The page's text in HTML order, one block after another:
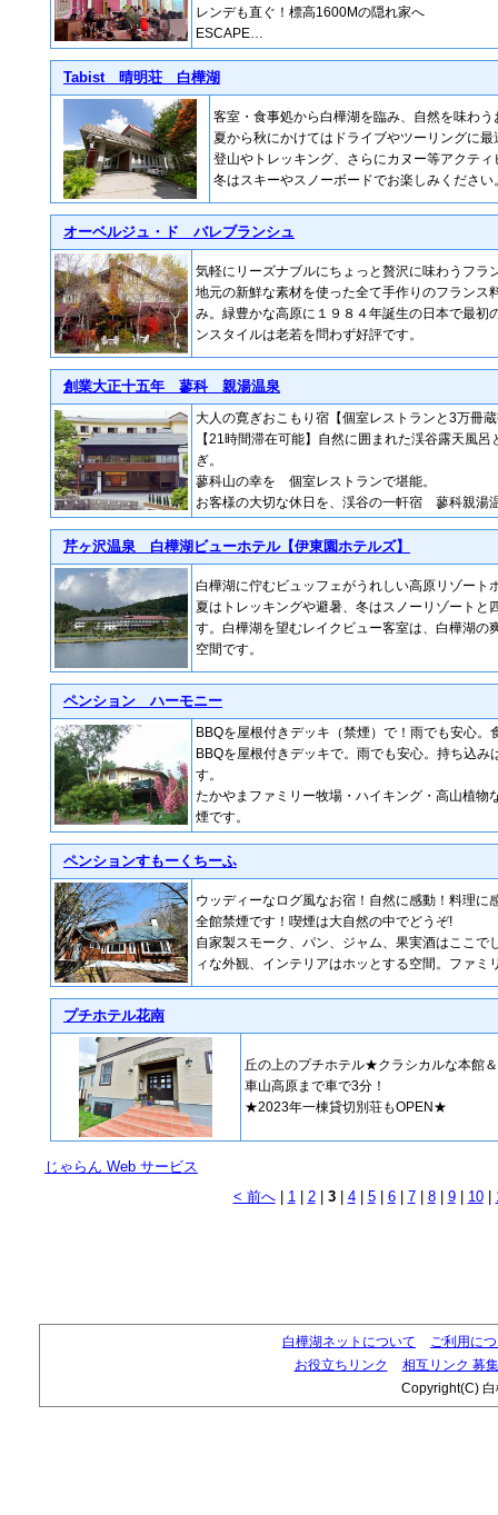
レンデも直ぐ！標高1600Mの隠れ家へ
ESCAPE…
Tabist 晴明荘 白樺湖
客室・食事処から白樺湖を臨み、自然を味わ
夏から秋にかけてはドライブやツーリングに最
登山やトレッキング、さらにカヌー等アクティ
冬はスキーやスノーボードでお楽しみくださ
オーベルジュ・ド バレブランシュ
気軽にリーズナブルにちょっと贅沢に味わうフラ
地元の新鮮な素材を使った全て手作りのフランス
み。緑豊かな高原に１９８４年誕生の日本で最初
ンスタイルは老若を問わず好評です。
創業大正十五年 蓼科 親湯温泉
大人の寛ぎおこもり宿【個室レストランと3万冊
【21時間滞在可能】自然に囲まれた渓谷露天風
ぎ。
蓼科山の幸を 個室レストランで堪能。
お客様の大切な休日を、渓谷の一軒宿 蓼科親湯
芹ヶ沢温泉 白樺湖ビューホテル【伊東園ホテルズ】
白樺湖に佇むビュッフェがうれしい高原リゾート
夏はトレッキングや避暑、冬はスノーリゾートと
す。白樺湖を望むレイクビュー客室は、白樺湖の
空間です。
ペンション ハーモニー
BBQを屋根付きデッキ（禁煙）で！雨でも安心。
BBQを屋根付きデッキで。雨でも安心。持ち込み
す。
たかやまファミリー牧場・ハイキング・高山植物
煙です。
ペンションすもーくちーふ
ウッディーなログ風なお宿！自然に感動！料理に
全館禁煙です！喫煙は大自然の中でどうぞ!
自家製スモーク、パン、ジャム、果実酒はここで
ィな外観、インテリアはホッとする空間。ファミ
プチホテル花南
丘の上のプチホテル★クラシカルな本館
車山高原まで車で3分！
★2023年一棟貸切別荘もOPEN★
じゃらん Web サービス
< 前へ| 1| 2| 3| 4| 5| 6| 7| 8| 9| 10|
白樺湖ネットについて
ご利用に
お役立ちリンク
相互リンク 募
Copyright(C)